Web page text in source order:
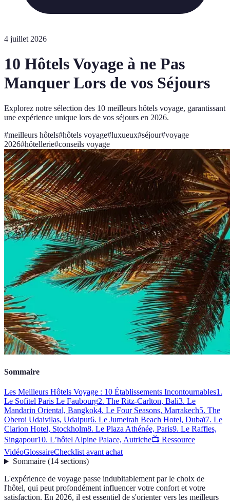
4 juillet 2026
10 Hôtels Voyage à ne Pas
Manquer Lors de vos Séjours
Explorez notre sélection des 10 meilleurs hôtels voyage, garantissant
une expérience unique lors de vos séjours en 2026.
#meilleurs hôtels#hôtels voyage#luxueux#séjour#voyage
2026#hôtellerie#conseils voyage
Sommaire
Les Meilleurs Hôtels Voyage : 10 Établissements Incontournables1.
Le Sofitel Paris Le Faubourg2. The Ritz-Carlton, Bali3. Le
Mandarin Oriental, Bangkok4. Le Four Seasons, Marrakech5. The
Oberoi Udaivilas, Udaipur6. Le Jumeirah Beach Hotel, Dubaï7. Le
Clarion Hotel, Stockholm8. Le Plaza Athénée, Paris9. Le Raffles,
Singapour10. L’hôtel Alpine Palace, Autriche📺 Ressource
VidéoGlossaireChecklist avant achat
Sommaire(14 sections)
L'expérience de voyage passe indubitablement par le choix de
l'hôtel, qui peut profondément influencer votre confort et votre
satisfaction. En 2026, il est essentiel de s'orienter vers les meilleurs